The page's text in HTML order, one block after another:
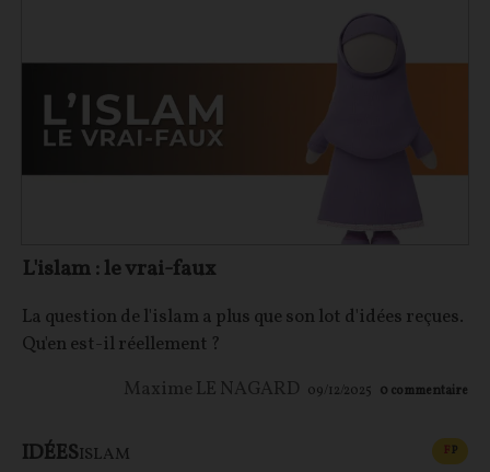
L'islam : le vrai-faux
La question de l'islam a plus que son lot d'idées reçues.
Qu'en est-il réellement ?
Maxime LE NAGARD 09/12/2025 0 commentaire
IDÉESISLAM FP